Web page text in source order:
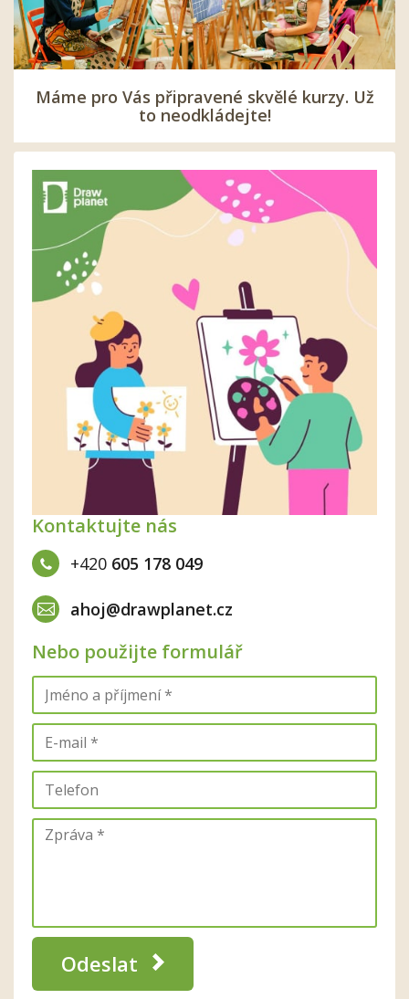
Máme pro Vás připravené skvělé kurzy. Už
to neodkládejte!
Kontaktujte nás
+420 605 178 049
ahoj@drawplanet.cz
Nebo použijte formulář
Odeslat